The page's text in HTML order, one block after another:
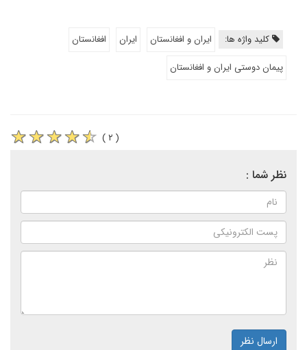
کلید واژه ها: ایران و افغانستان ایران
افغانستان
پیمان دوستی ایران و افغانستان
( ۲ )
نظر شما :
ارسال نظر